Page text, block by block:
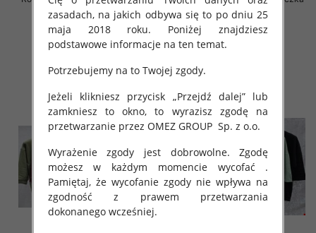
12 szt
43.00 zł
szczegóły
12 szt
42.00 zł
szczegóły
zasadach, na jakich odbywa się to po dniu 25
maja 2018 roku. Poniżej znajdziesz
podstawowe informacje na ten temat.
Potrzebujemy na to Twojej zgody.
Jeżeli klikniesz przycisk „Przejdź dalej” lub
zamkniesz to okno, to wyrazisz zgodę na
przetwarzanie przez OMEZ GROUP Sp. z o.o.
Wyrażenie zgody jest dobrowolne. Zgodę
możesz w każdym momencie wycofać .
Pamiętaj, że wycofanie zgody nie wpływa na
zgodność z prawem przetwarzania
dokonanego wcześniej.